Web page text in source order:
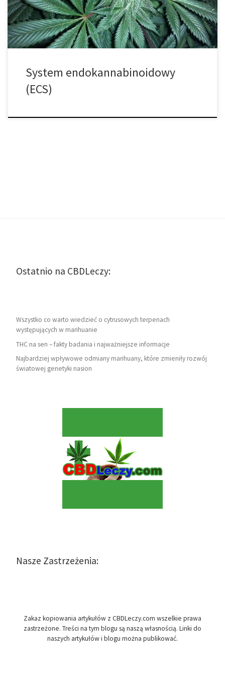
ciele człowieka. Układ endokannabinoidowy scharakteryzowano
pod koniec lat […]
System endokannabinoidowy
(ECS)
Ostatnio na CBDLeczy:
Wszystko co warto wiedzieć o cytrusowych terpenach
występujących w marihuanie
THC na sen – fakty badania i najważniejsze informacje
Najbardziej wpływowe odmiany marihuany, które zmieniły rozwój
światowej genetyki nasion
Nasze Zastrzeżenia:
Zakaz kopiowania artykułów z CBDLeczy.com wszelkie prawa
zastrzeżone. Treści na tym blogu są naszą własnością. Linki do
naszych artykułów i blogu można publikować.